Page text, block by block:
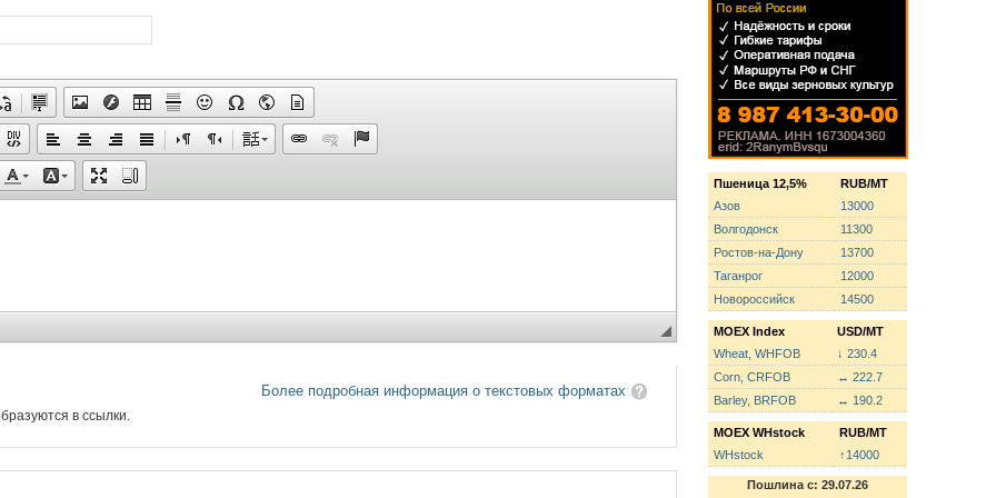
Более подробная информация о текстовых форматах
в ссылки.
Пшеница 12,5%
RUB/MT
Азов
13000
Волгодонск
11300
Ростов-на-Дону
13700
Таганрог
12000
Новороссийск
14500
MOEX Index
USD/MT
Wheat, WHFOB
↓ 230.4
Corn, CRFOB
↔ 222.7
Barley, BRFOB
↔ 190.2
MOEX WHstock
RUB/MT
WHstock
↑14000
Пошлина с: 29.07.26